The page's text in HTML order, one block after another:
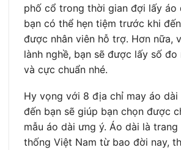
phố cổ trong thời gian đợi lấy áo
bạn có thể hẹn tiệm trước khi
được nhân viên hỗ trợ. Hơn nữa,
lành nghề, bạn sẽ được lấy số đo
và cực chuẩn nhé.
Hy vọng với 8 địa chỉ may áo dài
đến bạn sẽ giúp bạn chọn được
mẫu áo dài ưng ý. Áo dài là
thống Việt Nam từ bao đời nay,